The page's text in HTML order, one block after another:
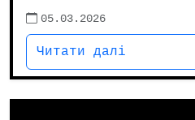
05.03.2026
Читати далі